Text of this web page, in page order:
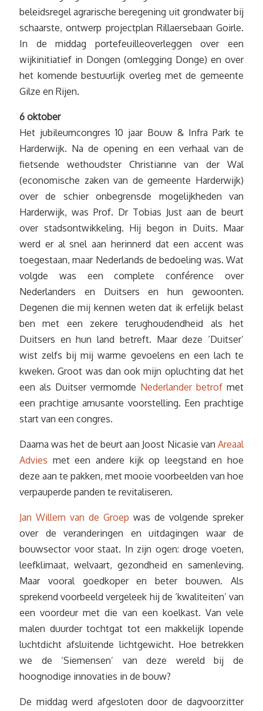
beleidsregel agrarische beregening uit grondwater bij
schaarste, ontwerp projectplan Rillaersebaan Goirle.
In de middag portefeuilleoverleggen over een
wijkinitiatief in Dongen (omlegging Donge) en over
het komende bestuurlijk overleg met de gemeente
Gilze en Rijen.
6 oktober
Het jubileumcongres 10 jaar Bouw & Infra Park te
Harderwijk. Na de opening en een verhaal van de
fietsende wethoudster Christianne van der Wal
(economische zaken van de gemeente Harderwijk)
over de schier onbegrensde mogelijkheden van
Harderwijk, was Prof. Dr Tobias Just aan de beurt
over stadsontwikkeling. Hij begon in Duits. Maar
werd er al snel aan herinnerd dat een accent was
toegestaan, maar Nederlands de bedoeling was. Wat
volgde was een complete conférence over
Nederlanders en Duitsers en hun gewoonten.
Degenen die mij kennen weten dat ik erfelijk belast
ben met een zekere terughoudendheid als het
Duitsers en hun land betreft. Maar deze ‘Duitser’
wist zelfs bij mij warme gevoelens en een lach te
kweken. Groot was dan ook mijn opluchting dat het
een als Duitser vermomde Nederlander betrof met
een prachtige amusante voorstelling. Een prachtige
start van een congres.
Daarna was het de beurt aan Joost Nicasie van Areaal
Advies met een andere kijk op leegstand en hoe
deze aan te pakken, met mooie voorbeelden van hoe
verpauperde panden te revitaliseren.
Jan Willem van de Groep was de volgende spreker
over de veranderingen en uitdagingen waar de
bouwsector voor staat. In zijn ogen: droge voeten,
leefklimaat, welvaart, gezondheid en samenleving.
Maar vooral goedkoper en beter bouwen. Als
sprekend voorbeeld vergeleek hij de ‘kwaliteiten’ van
een voordeur met die van een koelkast. Van vele
malen duurder tochtgat tot een makkelijk lopende
luchtdicht afsluitende lichtgewicht. Hoe betrekken
we de ‘Siemensen’ van deze wereld bij de
hoognodige innovaties in de bouw?
De middag werd afgesloten door de dagvoorzitter